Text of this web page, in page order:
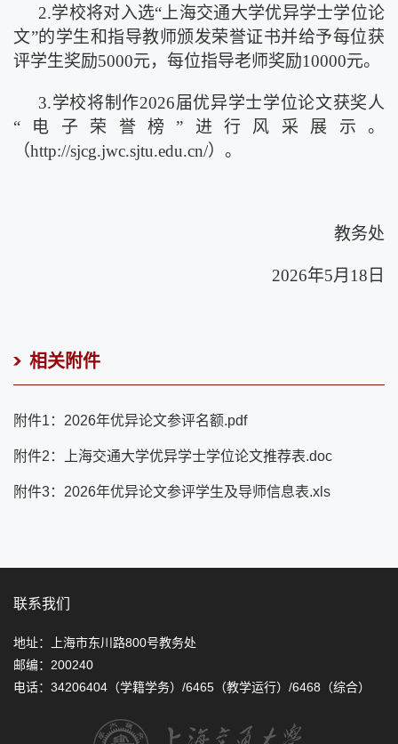
2.学校将对入选“上海交通大学优异学士学位论
文”的学生和指导教师颁发荣誉证书并给予每位获
评学生奖励5000元，每位指导老师奖励10000元。
3.学校将制作2026届优异学士学位论文获奖人
“电子荣誉榜”进行风采展示。
（http://sjcg.jwc.sjtu.edu.cn/）。
教务处
2026年5月 18 日
相关附件
附件1：2026年优异论文参评名额.pdf
附件2：上海交通大学优异学士学位论文推荐表.doc
附件3：2026年优异论文参评学生及导师信息表.xls
联系我们
地址：上海市东川路800号教务处
邮编：200240
电话：34206404（学籍学务）/6465（教学运行）/6468（综合）